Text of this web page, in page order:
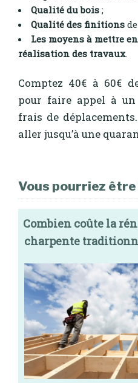
Qualité du bois ;
Qualité des finitions
Les moyens à mettre
réalisation des travaux.
Comptez 40€ à 60€
pour faire appel à
frais de
aller jusqu’à une
Vous pourriez
Combien coûte la
charpente